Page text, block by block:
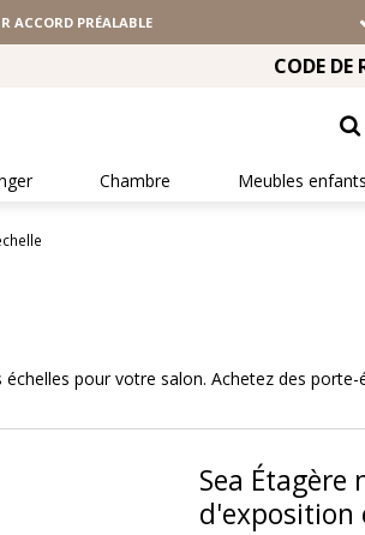
ACCORD PRÉALABLE
CODE DE
Chambre Meubles enfants
pour votre salon. Achetez des
Sea
d'exposition